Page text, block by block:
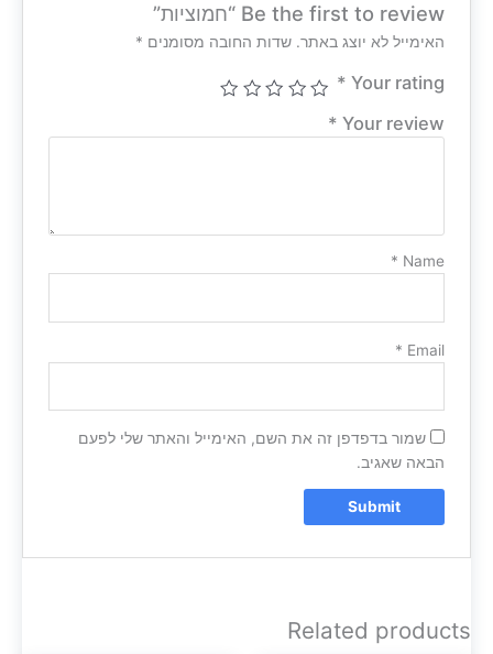
Be the first to review “חמוציות”
האימייל לא יוצג באתר. שדות החובה מסומנים *
Your rating
*
Your review
*
Name
*
Email
*
שמור בדפדפן זה את השם, האימייל והאתר שלי לפעם
הבאה שאגיב.
Related products